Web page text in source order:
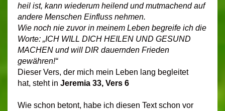
heil ist, kann wiederum heilend und mutmachend auf
andere Menschen Einfluss nehmen.
Wie noch nie zuvor in meinem Leben begreife ich die
Worte: „ICH WILL DICH HEILEN UND GESUND
MACHEN und will DIR dauernden Frieden
gewähren!“
Dieser Vers, der mich mein Leben lang begleitet
hat, steht in Jeremia 33, Vers 6
Wie schon betont, habe ich diesen Text schon vor